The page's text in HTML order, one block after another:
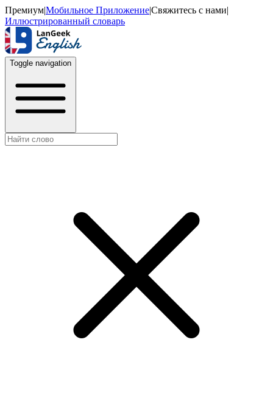
Премиум|Мобильное Приложение|Свяжитесь с нами|
Иллюстрированный словарь
Toggle navigation